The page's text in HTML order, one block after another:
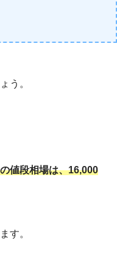
う。
値段相場は、16,000
す。